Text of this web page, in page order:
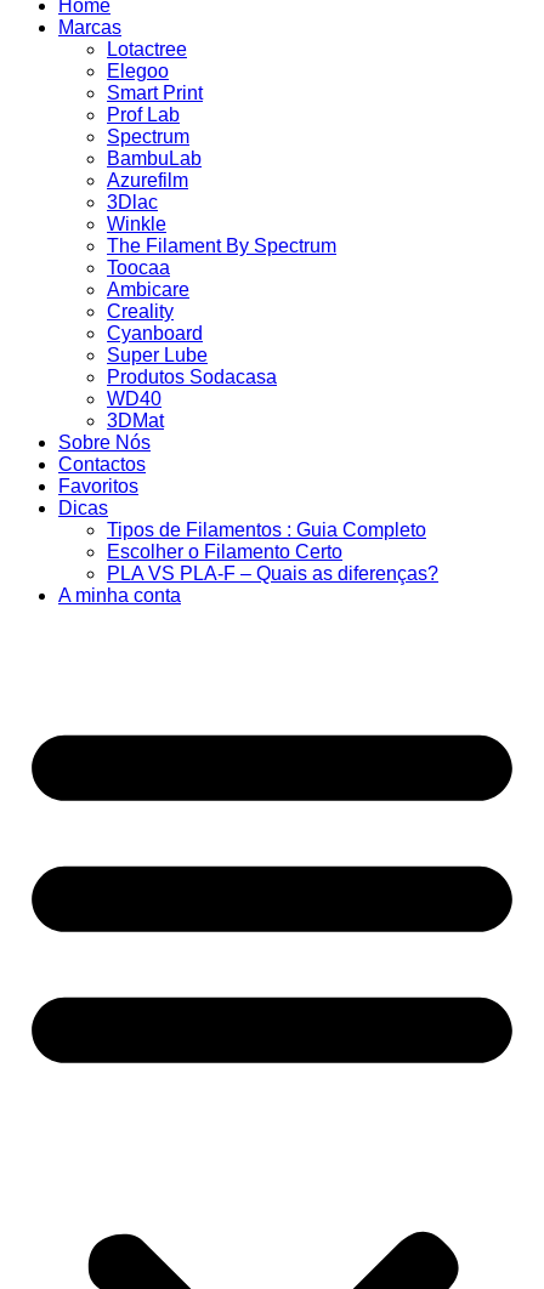
Home
Marcas
Lotactree
Elegoo
Smart Print
Prof Lab
Spectrum
BambuLab
Azurefilm
3Dlac
Winkle
The Filament By Spectrum
Toocaa
Ambicare
Creality
Cyanboard
Super Lube
Produtos Sodacasa
WD40
3DMat
Sobre Nós
Contactos
Favoritos
Dicas
Tipos de Filamentos : Guia Completo
Escolher o Filamento Certo
PLA VS PLA-F – Quais as diferenças?
A minha conta